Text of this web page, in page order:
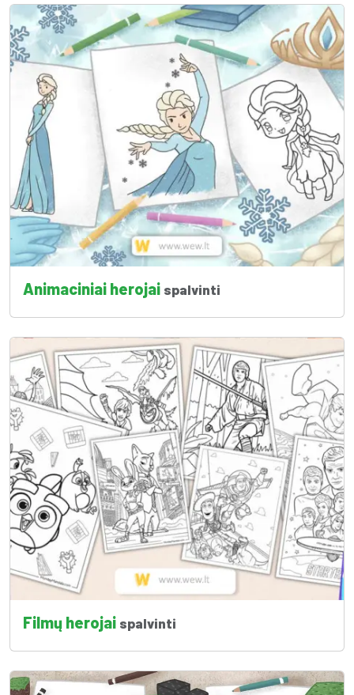
Animaciniai herojai spalvinti
Filmų herojai spalvinti